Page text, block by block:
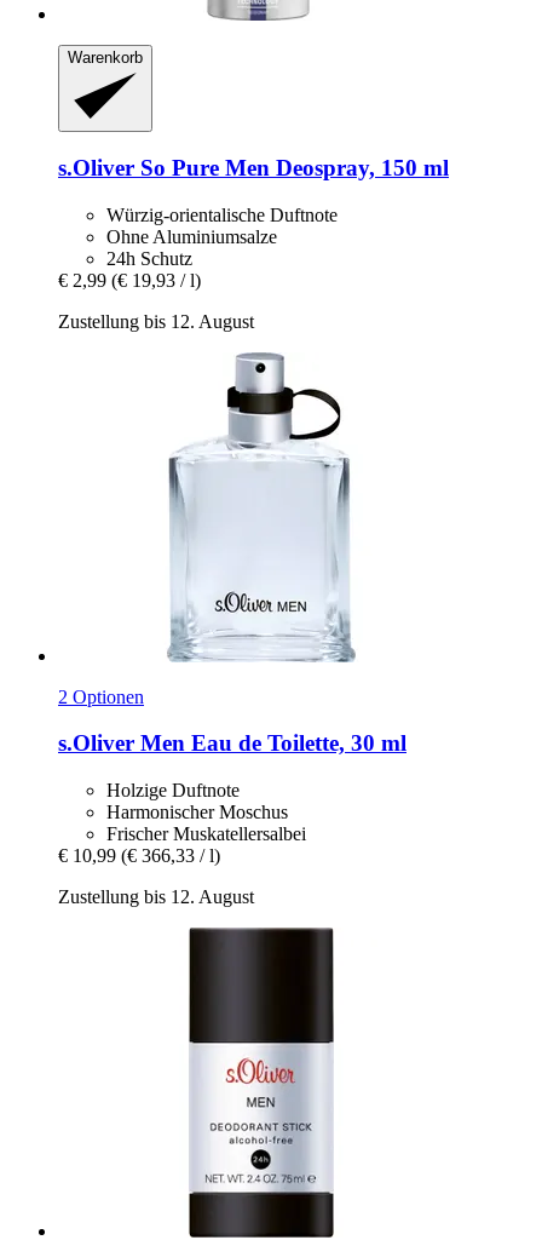
Warenkorb
s.Oliver So Pure Men Deospray, 150 ml
Würzig-orientalische Duftnote
Ohne Aluminiumsalze
24h Schutz
€ 2,99 (€ 19,93 / l)
Zustellung bis 12. August
2 Optionen
s.Oliver Men Eau de Toilette, 30 ml
Holzige Duftnote
Harmonischer Moschus
Frischer Muskatellersalbei
€ 10,99 (€ 366,33 / l)
Zustellung bis 12. August